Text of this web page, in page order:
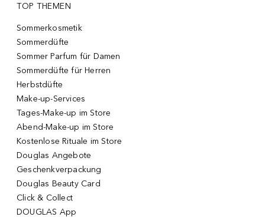
TOP THEMEN
Sommerkosmetik
Sommerdüfte
Sommer Parfum für Damen
Sommerdüfte für Herren
Herbstdüfte
Make-up-Services
Tages-Make-up im Store
Abend-Make-up im Store
Kostenlose Rituale im Store
Douglas Angebote
Geschenkverpackung
Douglas Beauty Card
Click & Collect
DOUGLAS App